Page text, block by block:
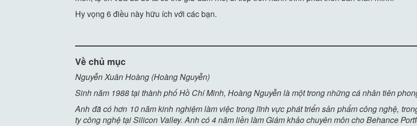
Hy vọng 6 điều này hữu ích với các bạn.
Về chủ mục
Nguyễn Xuân Hoàng (Hoàng Nguyễn)
Sinh năm 1988 tại thành phố Hồ Chí Minh, Hoàng Nguyễn là một trong những cá nhân tiên
Anh đã có hơn 10 năm kinh nghiệm làm việc trong lĩnh vực phát triển sản phẩm công nghệ,
ty công nghệ tại Silicon Valley. Anh có 4 năm liền làm Giám khảo chuyên môn cho Behance